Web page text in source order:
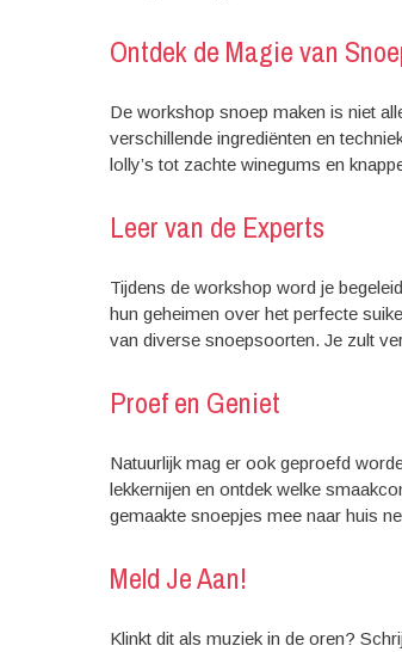
Ontdek de Magie van
De workshop snoep maken is niet
verschillende ingrediënten en
lolly’s tot zachte winegums en
Leer van de Experts
Tijdens de workshop word je
hun geheimen over het perfecte
van diverse snoepsoorten. Je zult
Proef en Geniet
Natuurlijk mag er ook geproefd
lekkernijen en ontdek welke
gemaakte snoepjes mee naar huis
Meld Je Aan!
Klinkt dit als muziek in de oren?